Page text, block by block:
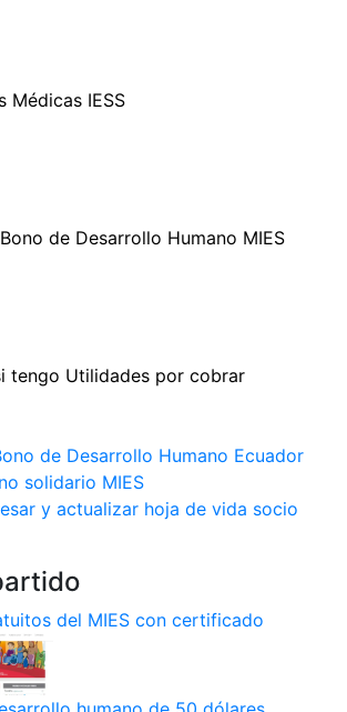
de Desarrollo Humano Ecuador
solidario MIES
y actualizar hoja de vida socio
del MIES con certificado